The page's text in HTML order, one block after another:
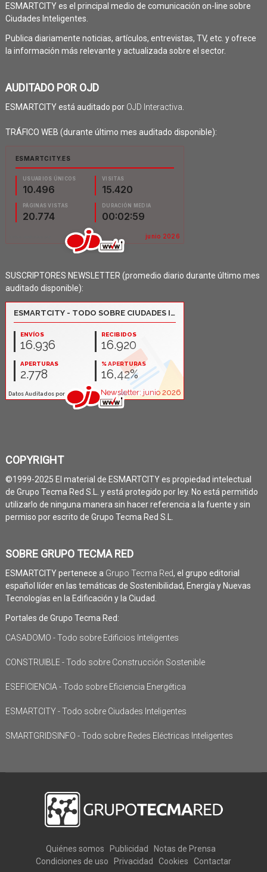
ESMARTCITY es el principal medio de comunicación on-line sobre
Ciudades Inteligentes.
Publica diariamente noticias, artículos, entrevistas, TV, etc. y ofrece
la información más relevante y actualizada sobre el sector.
AUDITADO POR OJD
ESMARTCITY está auditado por OJD Interactiva
TRÁFICO WEB (durante último mes auditado disponible):
SUSCRIPTORES NEWSLETTER (promedio diario durante último mes
auditado disponible):
COPYRIGHT
©1999-2025 El material de ESMARTCITY es propiedad intelectual
de Grupo Tecma Red S.L. y está protegido por ley. No está permitido
utilizarlo de ninguna manera sin hacer referencia a la fuente y sin
permiso por escrito de Grupo Tecma Red S.L.
SOBRE GRUPO TECMA RED
ESMARTCITY pertenece a Grupo Tecma Red, el grupo editorial
español líder en las temáticas de Sostenibilidad, Energía y Nuevas
Tecnologías en la Edificación y la Ciudad.
Portales de Grupo Tecma Red:
CASADOMO - Todo sobre Edificios Inteligentes
CONSTRUIBLE - Todo sobre Construcción Sostenible
ESEFICIENCIA - Todo sobre Eficiencia Energética
ESMARTCITY - Todo sobre Ciudades Inteligentes
SMARTGRIDSINFO - Todo sobre Redes Eléctricas Inteligentes
Quiénes somos Publicidad
Notas de Prensa
Condiciones de uso
Privacidad Cookies Contactar